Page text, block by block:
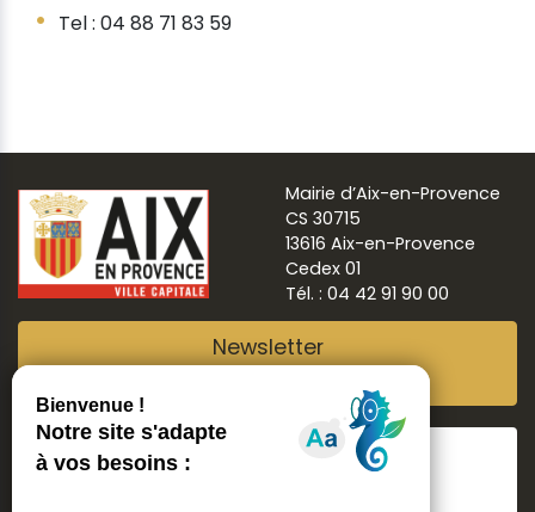
Tel : 04 88 71 83 59
Mairie d’Aix-en-Provence
CS 30715
13616 Aix-en-Provence
Cedex 01
Tél. : 04 42 91 90 00
Newsletter
Suivre Aix ma ville